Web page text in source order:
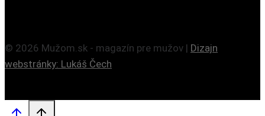
© 2026 Mužom.sk - magazín pre mužov | Dizajn
webstránky: Lukáš Čech